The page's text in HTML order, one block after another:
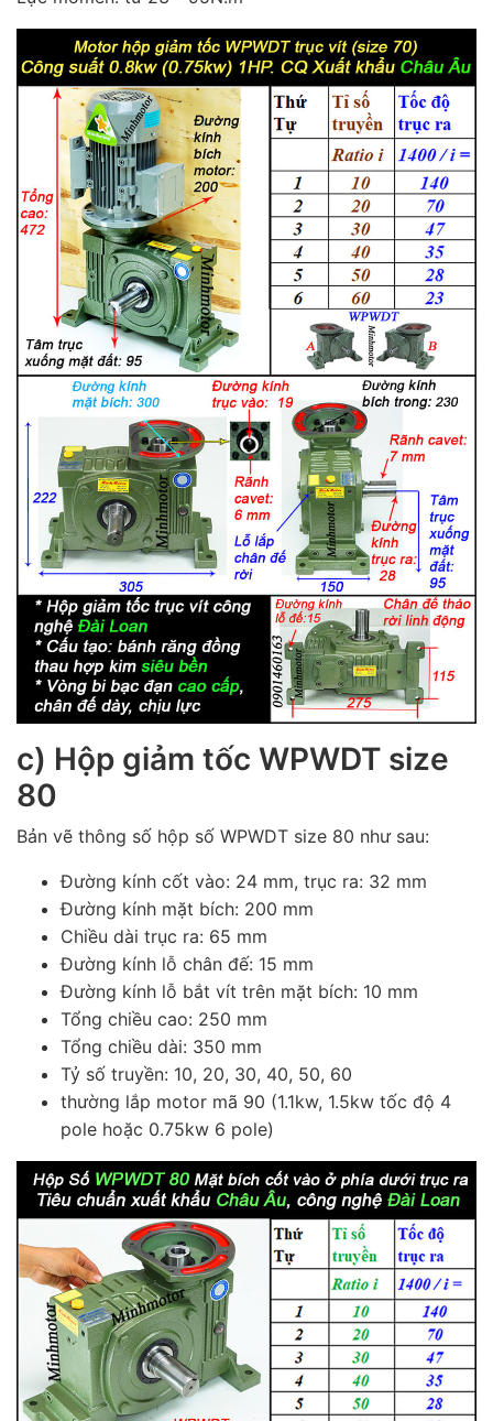
c) Hộp giảm tốc WPWDT size
80
Bản vẽ thông số hộp số WPWDT size 80 như sau:
Đường kính cốt vào: 24 mm, trục ra: 32 mm
Đường kính mặt bích: 200 mm
Chiều dài trục ra: 65 mm
Đường kính lỗ chân đế: 15 mm
Đường kính lỗ bắt vít trên mặt bích: 10 mm
Tổng chiều cao: 250 mm
Tổng chiều dài: 350 mm
Tỷ số truyền: 10, 20, 30, 40, 50, 60
thường lắp motor mã 90 (1.1kw, 1.5kw tốc độ 4
pole hoặc 0.75kw 6 pole)